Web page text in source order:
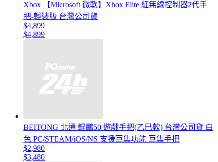
Xbox 【Microsoft 微軟】Xbox Elite 紅無線控制器2代手
把-輕裝版 台灣公司貨
$4,899
$4,899
BEITONG 北通 鯤鵬50 遊戲手把(乙巳款) 台灣公司貨 白
色 PC/STEAM/iOS/NS 支援巨集功能 巨集手把
$2,980
$3,480